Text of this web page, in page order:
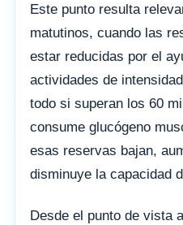
Este punto resulta
matutinos, cuando las
estar reducidas por el
actividades de
todo si superan los 60
consume glucógeno
esas reservas bajan,
disminuye la capacidad
Desde el punto de vista